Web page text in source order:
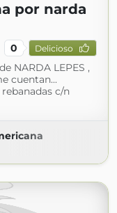
por narda
0 Delicioso
NARDA LEPES ,
cuentan...
c/n